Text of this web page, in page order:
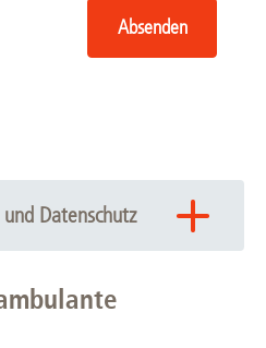
Absenden
Datenschutz
über die Nutzung der
Daten in
Daten